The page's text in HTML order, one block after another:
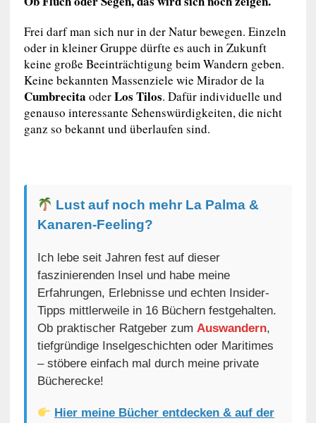
Frei darf man sich nur in der Natur bewegen. Einzeln
oder in kleiner Gruppe dürfte es auch in Zukunft
keine große Beeinträchtigung beim Wandern geben.
Keine bekannten Massenziele wie Mirador de la
Cumbrecita oderLos Tilos. Dafür individuelle und
genauso interessante Sehenswürdigkeiten, die nicht
ganz so bekannt und überlaufen sind.
Lust auf noch mehr La Palma &
Kanaren-Feeling?
Ich lebe seit Jahren fest auf dieser
faszinierenden Insel und habe meine
Erfahrungen, Erlebnisse und echten Insider-
Tipps mittlerweile in 16 Büchern festgehalten.
Ob praktischer Ratgeber zum Auswandern,
tiefgründige Inselgeschichten oder Maritimes
– stöbere einfach mal durch meine private
Bücherecke!
Hier meine Bücher entdecken & auf der